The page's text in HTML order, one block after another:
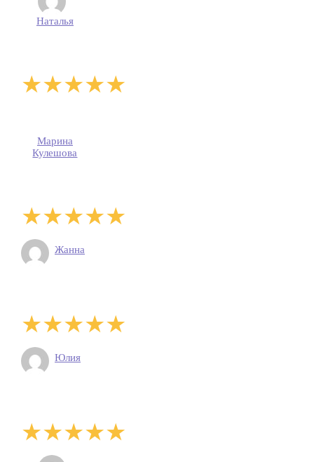
Наталья
Марина
Кулешова
Жанна
Юлия